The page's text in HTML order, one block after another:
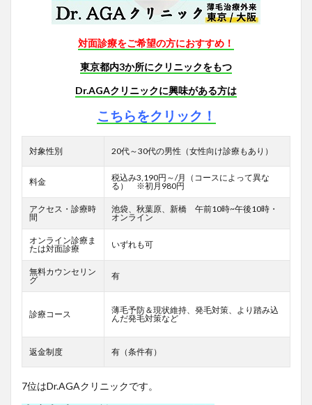
対面診療をご希望の方におすすめ！
東京都内3か所にクリニックをもつ
Dr.AGAクリニックに興味がある方は
こちらをクリック！
対象性別 20代～30代の男性（女性向け診療もあり）
料金
税込み3,190円～/月（コースによって異な
る） ※初月980円
アクセス・診療時
間
池袋、秋葉原、新橋 午前10時~午後10時・
オンライン
オンライン診療ま
たは対面診療
いずれも可
無料カウンセリン
グ
有
診療コース
薄毛予防＆現状維持、発毛対策、より踏み込
んだ発毛対策など
返金制度 有（条件有）
7位はDr.AGAクリニックです。